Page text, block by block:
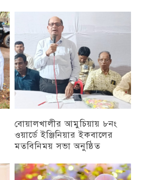
বোয়ালখালীর আমুচিয়ায় ৮নং
ওয়ার্ডে ইঞ্জিনিয়ার ইকবালের
মতবিনিময় সভা অনুষ্ঠিত